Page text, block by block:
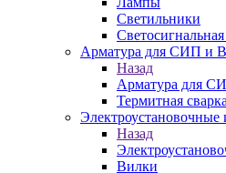
Светильники
Арматура для СИП и
Назад
Арматура для
Термитная сварка
Электроустановочные
Назад
Вилки